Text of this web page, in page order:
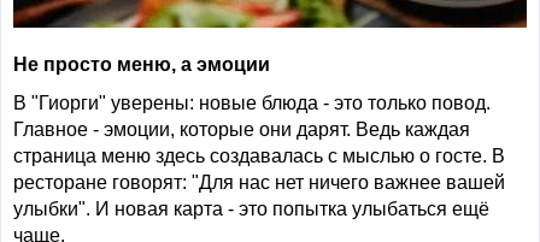
Не просто меню, а эмоции
В "Гиорги" уверены: новые блюда - это только повод.
Главное - эмоции, которые они дарят. Ведь каждая
страница меню здесь создавалась с мыслью о госте. В
ресторане говорят: "Для нас нет ничего важнее вашей
улыбки". И новая карта - это попытка улыбаться ещё
чаще.